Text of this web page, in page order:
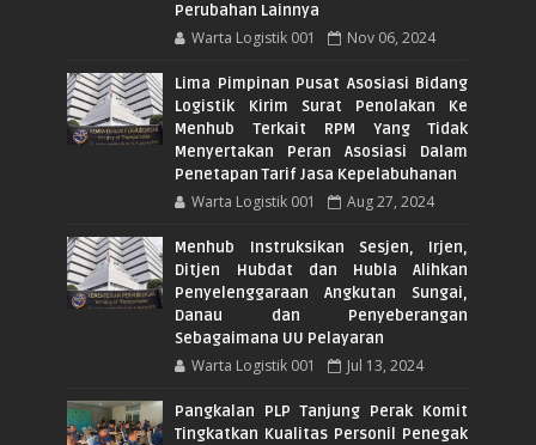
Perubahan Lainnya
Warta Logistik 001 Nov 06, 2024
Lima Pimpinan Pusat Asosiasi Bidang
Logistik Kirim Surat Penolakan Ke
Menhub Terkait RPM Yang Tidak
Menyertakan Peran Asosiasi Dalam
Penetapan Tarif Jasa Kepelabuhanan
Warta Logistik 001 Aug 27, 2024
Menhub Instruksikan Sesjen, Irjen,
Ditjen Hubdat dan Hubla Alihkan
Penyelenggaraan Angkutan Sungai,
Danau dan Penyeberangan
Sebagaimana UU Pelayaran
Warta Logistik 001 Jul 13, 2024
Pangkalan PLP Tanjung Perak Komit
Tingkatkan Kualitas Personil Penegak